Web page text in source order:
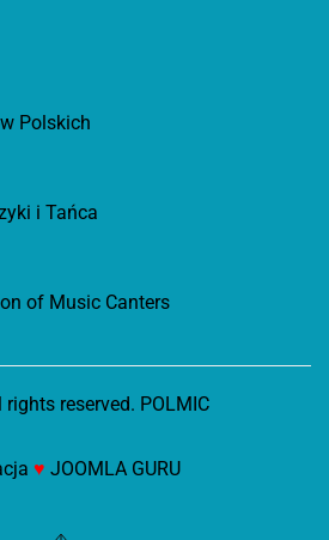
Polskich
i Tańca
of Music Canters
rights reserved. POLMIC
♥ JOOMLA GURU